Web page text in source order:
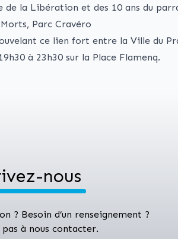
la Libération et des 10 ans du
Parc Cravéro
ce lien fort entre la Ville du
à 23h30 sur la Place Flamenq.
nous
? Besoin d’un renseignement ?
pas à nous contacter.